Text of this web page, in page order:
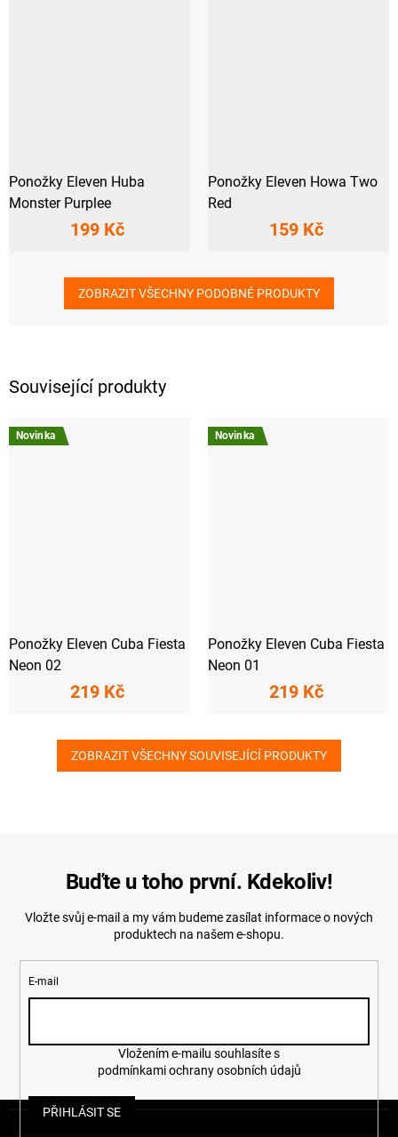
Související produkty
Novinka
Ponožky Eleven Cuba Fiesta
Neon 02
219 Kč
Novinka
Ponožky Eleven Cuba Fiesta
Neon 01
219 Kč
ZOBRAZIT VŠECHNY SOUVISEJÍCÍ PRODUKTY
Ponožky Eleven Huba
Monster Purplee
199 Kč
Ponožky Eleven Howa Two
Red
159 Kč
ZOBRAZIT VŠECHNY PODOBNÉ PRODUKTY
Buďte u toho první. Kdekoliv!
Vložte svůj e-mail a my vám budeme zasílat informace o nových
produktech na našem e-shopu.
E-mail
podmínkami ochrany osobních údajů
PŘIHLÁSIT SE